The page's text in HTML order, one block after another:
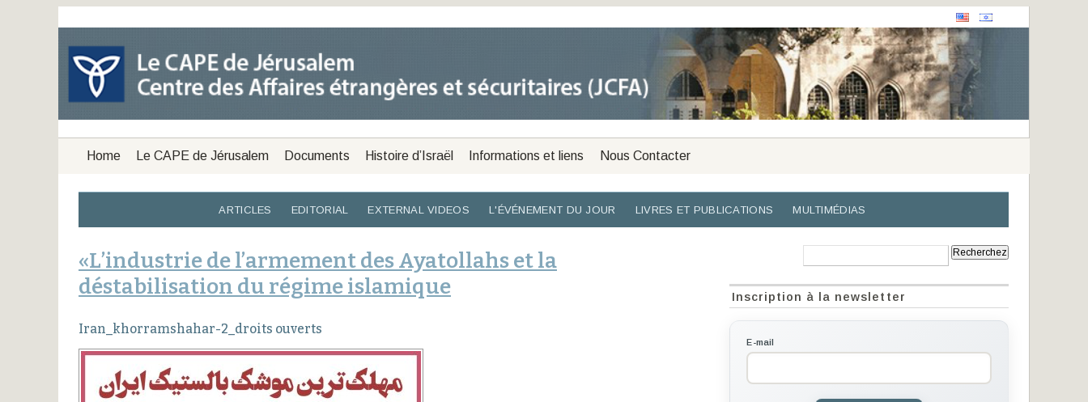
Home Le CAPE de Jérusalem Documents Histoire d’Israël Informations et liens Nous Contacter
ARTICLES EDITORIAL EXTERNAL VIDEOS L'ÉVÉNEMENT DU JOUR LIVRES ET PUBLICATIONS MULTIMÉDIAS
«L’industrie de l’armement des Ayatollahs et la
déstabilisation du régime islamique
Iran_khorramshahar-2_droits ouverts
Inscription à la newsletter
E-mail